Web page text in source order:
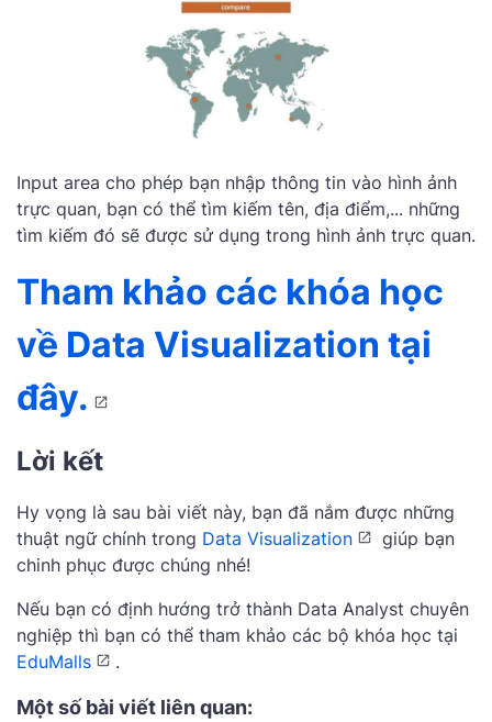
Input area cho phép bạn nhập thông tin vào hình ảnh
trực quan, bạn có thể tìm kiếm tên, địa điểm,... những
tìm kiếm đó sẽ được sử dụng trong hình ảnh trực quan.
Tham khảo các khóa học
về Data Visualization tại
đây.
Lời kết
Hy vọng là sau bài viết này, bạn đã nắm được những
thuật ngữ chính trong Data Visualization
giúp bạn
chinh phục được chúng nhé!
Nếu bạn có định hướng trở thành Data Analyst chuyên
nghiệp thì bạn có thể tham khảo các bộ khóa học tại
EduMalls
.
Một số bài viết liên quan: